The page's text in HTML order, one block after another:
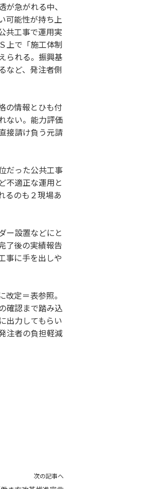
急がれる中、
可能性が持ち上
共工事で運用実
上で「施工体制
られる。振興基
など、発注者側
の情報とひも付
ない。能力評価
接請け負う元請
だった公共工事
不適正な運用と
るのも２現場あ
ー設置などにと
了後の実績報告
事に手を出しや
定＝表参照。
確認まで踏み込
出力してもらい
注者の負担軽減
次の記事へ